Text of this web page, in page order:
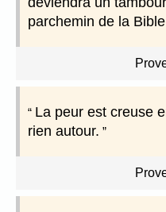
parchemin de la
La peur est creuse
rien autour.